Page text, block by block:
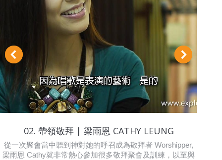
02. 帶領敬拜 | 梁雨恩 CATHY LEUNG
從一次聚會當中聽到神對她的呼召成為敬拜者 Worshipper,
梁雨恩 Cathy就非常熱心參加很多敬拜聚會及訓練，以至與